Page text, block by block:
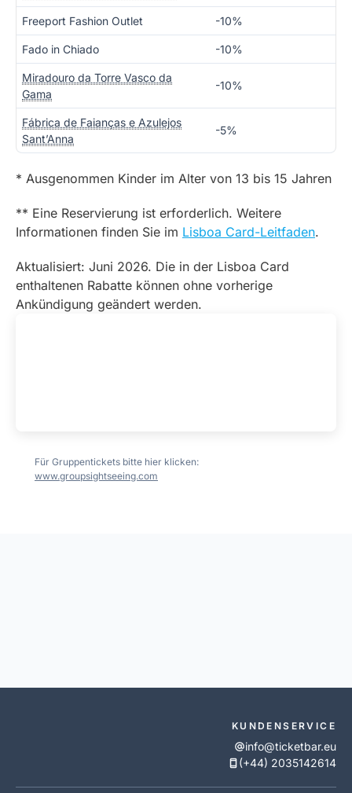
Freeport Fashion Outlet -10%
Fado in Chiado -10%
Miradouro da Torre Vasco da
Gama
-10%
Fábrica de Faianças e Azulejos
Sant’Anna
-5%
* Ausgenommen Kinder im Alter von 13 bis 15 Jahren
** Eine Reservierung ist erforderlich. Weitere
Informationen finden Sie im Lisboa Card-Leitfaden.
Aktualisiert: Juni 2026. Die in der Lisboa Card
enthaltenen Rabatte können ohne vorherige
Ankündigung geändert werden.
Für Gruppentickets bitte hier klicken:
www.groupsightseeing.com
KUNDENSERVICE
info@ticketbar.eu
(+44) 2035142614